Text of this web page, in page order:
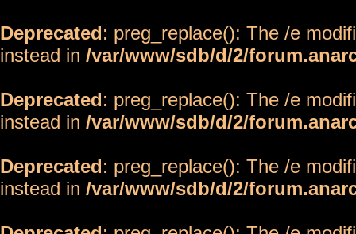
Deprecated: preg_replace(): The /e
instead in /var/www/sdb/d/2/
Deprecated: preg_replace(): The /e
instead in /var/www/sdb/d/2/
Deprecated: preg_replace(): The /e
instead in /var/www/sdb/d/2/